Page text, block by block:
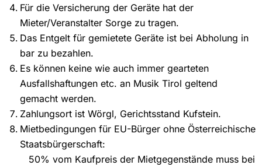
Für die Versicherung der Geräte hat der
Mieter/Veranstalter Sorge zu tragen.
Das Entgelt für gemietete Geräte ist bei Abholung in
bar zu bezahlen.
Es können keine wie auch immer gearteten
Ausfallshaftungen etc. an Musik Tirol geltend
gemacht werden.
Zahlungsort ist Wörgl, Gerichtsstand Kufstein.
Mietbedingungen für EU-Bürger ohne Österreichische
Staatsbürgerschaft:
50% vom Kaufpreis der Mietgegenstände muss bei